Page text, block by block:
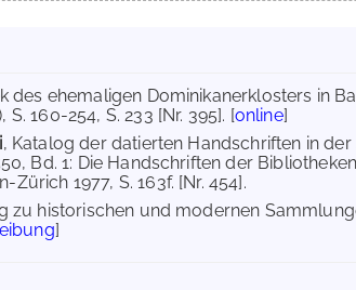
des ehemaligen Dominikanerklosters in
160-254, S. 233 [Nr. 395]. [online]
, Katalog der datierten Handschriften in
Bd. 1: Die Handschriften der
1977, S. 163f. [Nr. 454].
zu historischen und modernen
]